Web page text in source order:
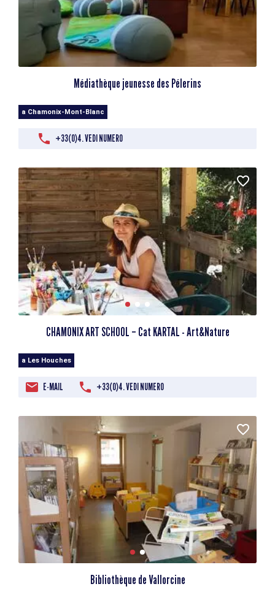
Médiathèque jeunesse des Pélerins
a Chamonix-Mont-Blanc
+33(0)4. VEDI NUMERO
CHAMONIX ART SCHOOL – Cat KARTAL - Art&Nature
a Les Houches
E-MAIL +33(0)4. VEDI NUMERO
Bibliothèque de Vallorcine